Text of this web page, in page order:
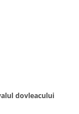
dovleacului